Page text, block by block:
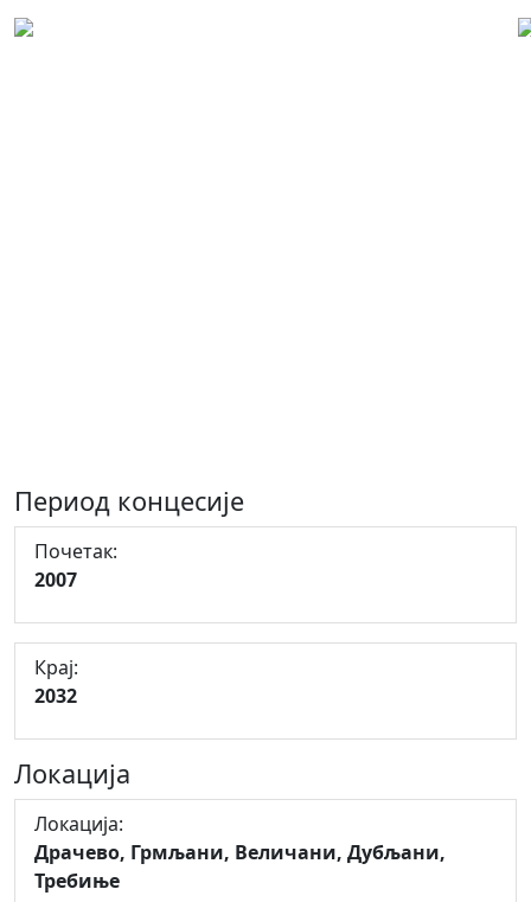
Период концесије
Почетак:
2007
Крај:
2032
Локација
Локација:
Драчево, Грмљани, Величани, Дубљани,
Требиње